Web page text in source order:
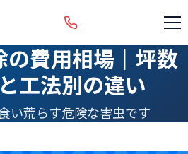
の費用相場｜坪数
工法別の違い
い荒らす危険な害虫です